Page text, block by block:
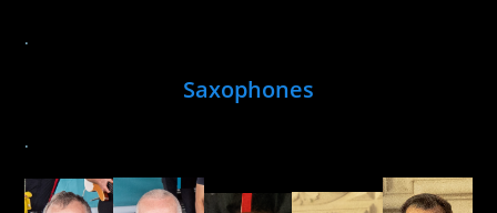
.
Saxophones
.